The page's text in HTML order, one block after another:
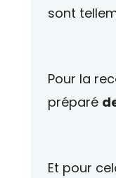
sont
Pour la
préparé
Et pour